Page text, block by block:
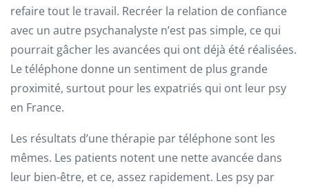
refaire tout le travail. Recréer la relation de confiance
avec un autre psychanalyste n’est pas simple, ce qui
pourrait gâcher les avancées qui ont déjà été réalisées.
Le téléphone donne un sentiment de plus grande
proximité, surtout pour les expatriés qui ont leur psy
en France.
Les résultats d’une thérapie par téléphone sont les
mêmes. Les patients notent une nette avancée dans
leur bien-être, et ce, assez rapidement. Les psy par